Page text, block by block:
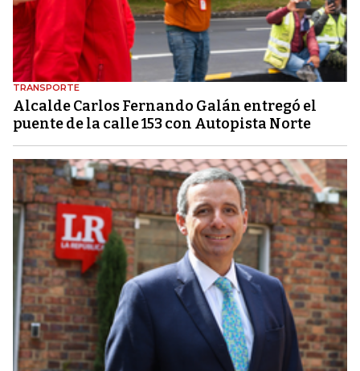
TRANSPORTE
Alcalde Carlos Fernando Galán entregó el
puente de la calle 153 con Autopista Norte